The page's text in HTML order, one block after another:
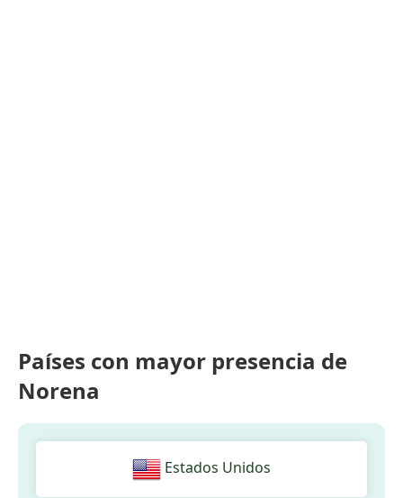
Países con mayor presencia de
Norena
Estados Unidos